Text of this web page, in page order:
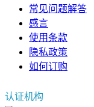
常见问题解答
感言
使用条款
隐私政策
如何订购
认证机构